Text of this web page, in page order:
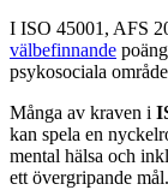
I ISO 45001, AFS
välbefinnande
psykosociala
Många av kraven i
kan spela en
mental hälsa och
ett övergripande mål.